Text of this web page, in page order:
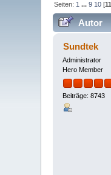
Seiten: 1 ...9 10 [
Autor
Sundtek
Administrator
Hero Member
Beiträge: 8743